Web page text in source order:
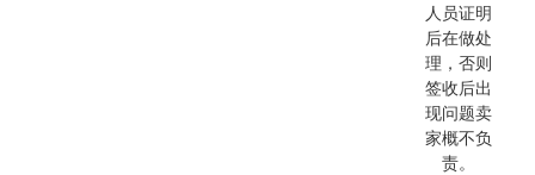
人员证明
后在做处
理，否则
签收后出
现问题卖
家概不负
责。